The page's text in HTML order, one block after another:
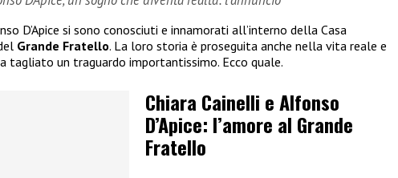
D’Apice si sono conosciuti e innamorati all’interno della Casa
Grande Fratello. La loro storia è proseguita anche nella vita reale e
tagliato un traguardo importantissimo. Ecco quale.
Chiara Cainelli e Alfonso
D’Apice: l’amore al Grande
Fratello